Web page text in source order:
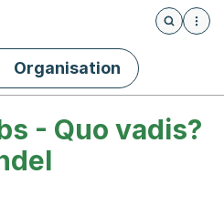
Öffnet
Organisation
- Quo vadis?